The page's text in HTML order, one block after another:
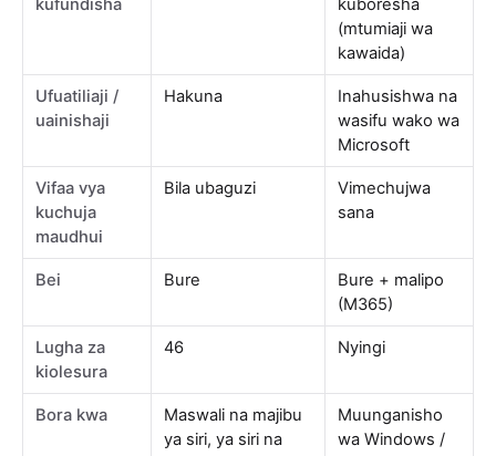
kufundisha
kuboresha
(mtumiaji wa
kawaida)
Ufuatiliaji /
uainishaji
Hakuna
Inahusishwa na
wasifu wako wa
Microsoft
Vifaa vya
kuchuja
maudhui
Bila ubaguzi
Vimechujwa
sana
Bei Bure
Bure + malipo
(M365)
Lugha za
kiolesura
46 Nyingi
Bora kwa
Maswali na majibu
ya siri, ya siri na
Muunganisho
wa Windows /